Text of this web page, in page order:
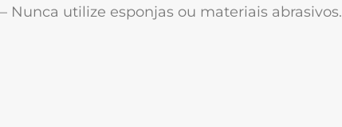
– Nunca utilize esponjas ou materiais abrasivos.